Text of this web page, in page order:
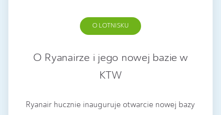
O LOTNISKU
O Ryanairze i jego nowej bazie w
KTW
Ryanair hucznie inauguruje otwarcie nowej bazy